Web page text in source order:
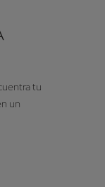
tu
un